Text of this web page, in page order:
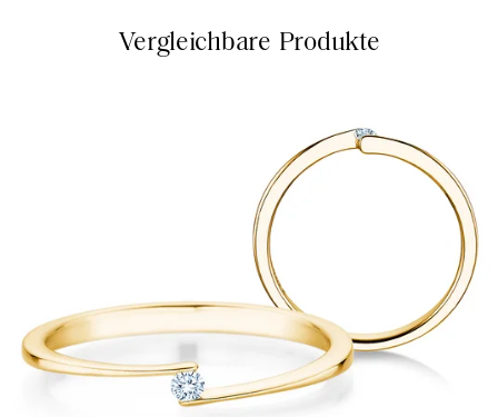
Vergleichbare Produkte